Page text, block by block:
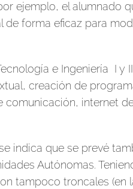
ejemplo, el alumnado
forma eficaz para
e Ingeniería I y
creación de
internet
indica que se prevé
Autónomas.
tampoco troncales (en